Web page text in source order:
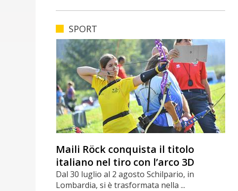
SPORT
Maili Röck conquista il titolo
italiano nel tiro con l’arco 3D
Dal 30 luglio al 2 agosto Schilpario, in
Lombardia, si è trasformata nella ...